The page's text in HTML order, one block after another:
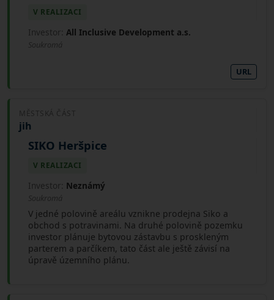
V REALIZACI
Investor: All Inclusive Development a.s.
Soukromá
URL
MĚSTSKÁ ČÁST
jih
SIKO Heršpice
V REALIZACI
Investor: Neznámý
Soukromá
V jedné polovině areálu vznikne prodejna Siko a
obchod s potravinami. Na druhé polovině pozemku
investor plánuje bytovou zástavbu s proskleným
parterem a parčíkem, tato část ale ještě závisí na
úpravě územního plánu.